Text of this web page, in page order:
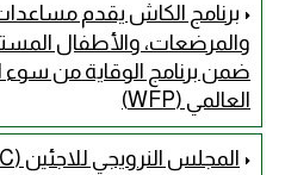
برنامج الكاش يقدم
والمرضعات، والأطفال
ضمن برنامج الوقاية من سوء
العالمي (WFP)